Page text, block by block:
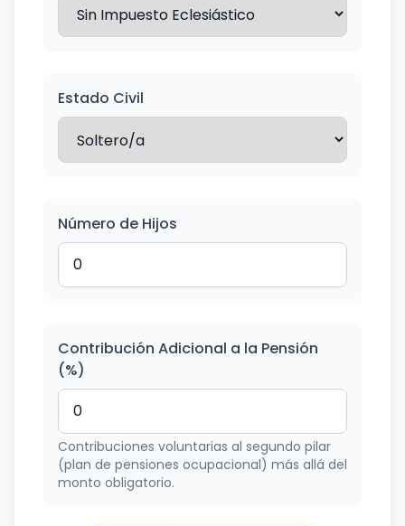
Estado Civil
Número de Hijos
Contribución Adicional a la Pensión
(%)
Contribuciones voluntarias al segundo pilar
(plan de pensiones ocupacional) más allá del
monto obligatorio.